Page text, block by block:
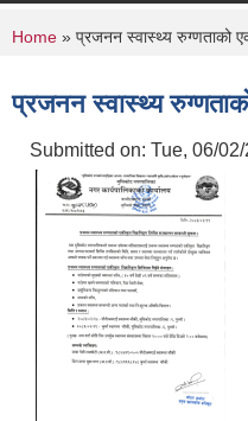
You are here
Home » प्रजनन स्वास्थ्य रुग्णताको
प्रजनन स्वास्थ्य
Submitted on: Tue, 06/